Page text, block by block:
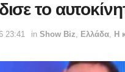
το
23:41 in Show Biz, Ελλάδα, Η